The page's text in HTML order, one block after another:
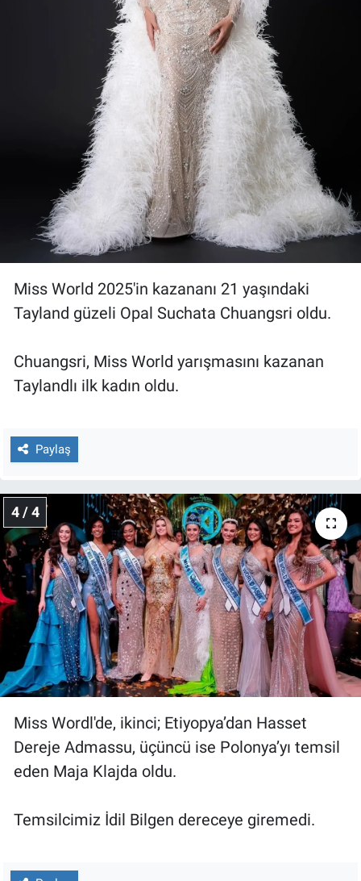
Miss World 2025'in kazananı 21 yaşındaki
Tayland güzeli Opal Suchata Chuangsri oldu.
Chuangsri, Miss World yarışmasını kazanan
Taylandlı ilk kadın oldu.
Paylaş
4 / 4
Miss Wordl'de, ikinci; Etiyopya’dan Hasset
Dereje Admassu, üçüncü ise Polonya’yı temsil
eden Maja Klajda oldu.
Temsilcimiz İdil Bilgen dereceye giremedi.